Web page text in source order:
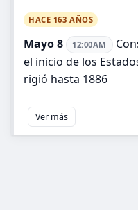
HACE 163 AÑOS
Mayo 8 12:00AM
el inicio de los
rigió hasta 1886
Ver más